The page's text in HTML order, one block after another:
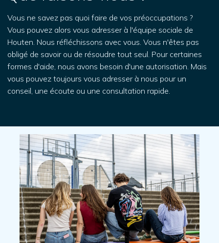
Vous ne savez pas quoi faire de vos préoccupations ?
Vous pouvez alors vous adresser à l'équipe sociale de
Houten. Nous réfléchissons avec vous. Vous n'êtes pas
obligé de savoir ou de résoudre tout seul. Pour certaines
formes d'aide, nous avons besoin d'une autorisation. Mais
vous pouvez toujours vous adresser à nous pour un
conseil, une écoute ou une consultation rapide.